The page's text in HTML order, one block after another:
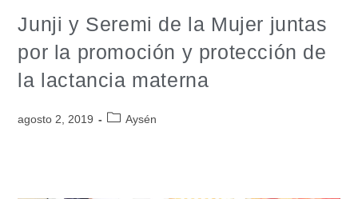
Junji y Seremi de la Mujer juntas
por la promoción y protección de
la lactancia materna
agosto 2, 2019 Aysén